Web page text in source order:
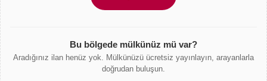
Bu bölgede mülkünüz mü var?
Aradığınız ilan henüz yok. Mülkünüzü ücretsiz yayınlayın, arayanlarla
doğrudan buluşun.